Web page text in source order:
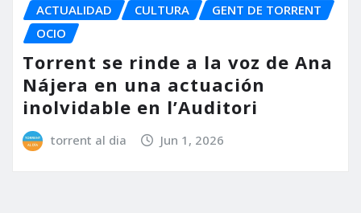
ACTUALIDAD CULTURA
GENT DE TORRENT
OCIO
Torrent se rinde a la voz de Ana
Nájera en una actuación
inolvidable en l’Auditori
torrent al dia Jun 1, 2026